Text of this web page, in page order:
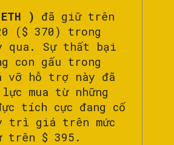
) đã giữ trên
($ 370) trong
qua. Sự thất bại
con gấu trong
vỡ hỗ trợ này đã
mua từ những
tích cực đang cố
trì giá trên mức
trên $ 395.